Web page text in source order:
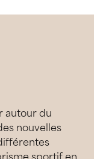
autour du
nouvelles